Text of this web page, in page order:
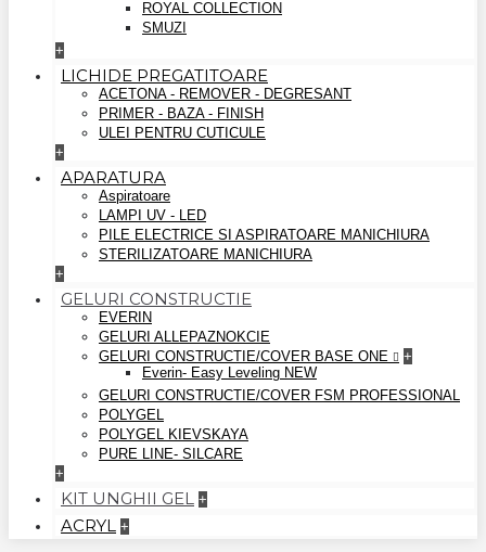
ROYAL COLLECTION
SMUZI
+
LICHIDE PREGATITOARE
ACETONA - REMOVER - DEGRESANT
PRIMER - BAZA - FINISH
ULEI PENTRU CUTICULE
+
APARATURA
Aspiratoare
LAMPI UV - LED
PILE ELECTRICE SI ASPIRATOARE MANICHIURA
STERILIZATOARE MANICHIURA
+
GELURI CONSTRUCTIE
EVERIN
GELURI ALLEPAZNOKCIE
GELURI CONSTRUCTIE/COVER BASE ONE
+
Everin- Easy Leveling NEW
GELURI CONSTRUCTIE/COVER FSM PROFESSIONAL
POLYGEL
POLYGEL KIEVSKAYA
PURE LINE- SILCARE
+
KIT UNGHII GEL +
ACRYL +